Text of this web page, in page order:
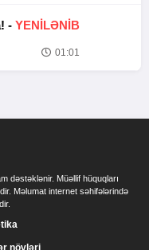
- YENİLƏNİB
01:01
dəstəklənir. Müəllif hüquqları
Məlumat internet səhifələrində
növləri